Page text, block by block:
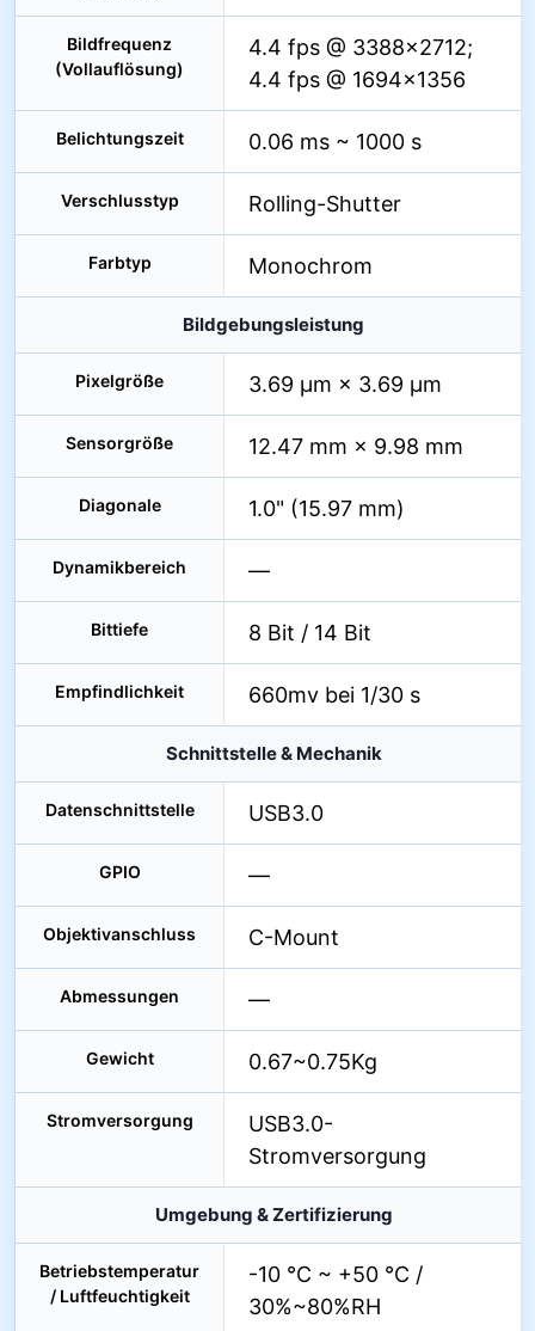
Bildfrequenz
(Vollauflösung)
4.4 fps @ 3388×2712;
4.4 fps @ 1694×1356
Belichtungszeit 0.06 ms ~ 1000 s
Verschlusstyp Rolling-Shutter
Farbtyp Monochrom
Bildgebungsleistung
Pixelgröße 3.69 µm × 3.69 µm
Sensorgröße 12.47 mm × 9.98 mm
Diagonale 1.0" (15.97 mm)
Dynamikbereich —
Bittiefe 8 Bit / 14 Bit
Empfindlichkeit 660mv bei 1/30 s
Schnittstelle & Mechanik
Datenschnittstelle USB3.0
GPIO —
Objektivanschluss C-Mount
Abmessungen —
Gewicht 0.67~0.75Kg
Stromversorgung
USB3.0-
Stromversorgung
Umgebung & Zertifizierung
Betriebstemperatur
/ Luftfeuchtigkeit
-10 °C ~ +50 °C /
30%~80%RH